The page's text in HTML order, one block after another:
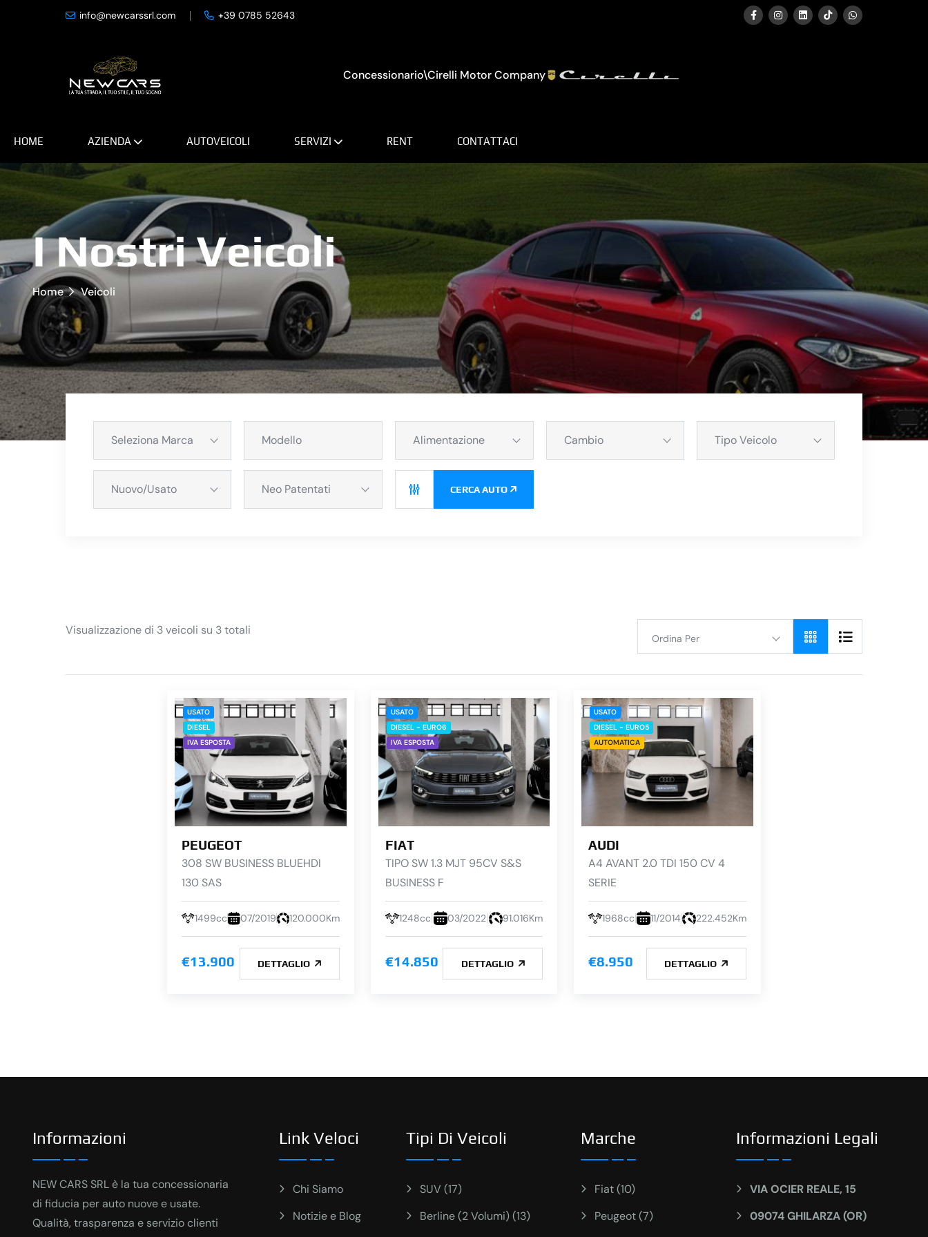
info@newcarssrl.com +39 0785 52643
Concessionario\Cirelli Motor Company
HOME AZIENDA AUTOVEICOLI SERVIZI RENT CONTATTACI
I Nostri Veicoli
Home Veicoli
Seleziona Marca Alimentazione Cambio Tipo Veicolo
Nuovo/Usato Neo Patentati CERCA AUTO
Visualizzazione di 3 veicoli su 3 totali
Ordina Per
USATO
DIESEL
IVA ESPOSTA
PEUGEOT
308 SW BUSINESS BLUEHDI
130 SAS
1499cc 07/2019 120.000Km
€13.900 DETTAGLIO
USATO
DIESEL - EURO6
IVA ESPOSTA
FIAT
TIPO SW 1.3 MJT 95CV S&S
BUSINESS F
1248cc 03/2022 91.016Km
€14.850 DETTAGLIO
USATO
DIESEL - EURO5
AUTOMATICA
AUDI
A4 AVANT 2.0 TDI 150 CV 4
SERIE
1968cc 11/2014 222.452Km
€8.950 DETTAGLIO
Informazioni
NEW CARS SRL è la tua concessionaria
di fiducia per auto nuove e usate.
Qualità, trasparenza e servizio clienti
Link Veloci
Chi Siamo
Notizie e Blog
Tipi Di Veicoli
SUV (17)
Berline (2 Volumi) (13)
Marche
Fiat (10)
Peugeot (7)
Informazioni Legali
VIA OCIER REALE, 15
09074 GHILARZA (OR)